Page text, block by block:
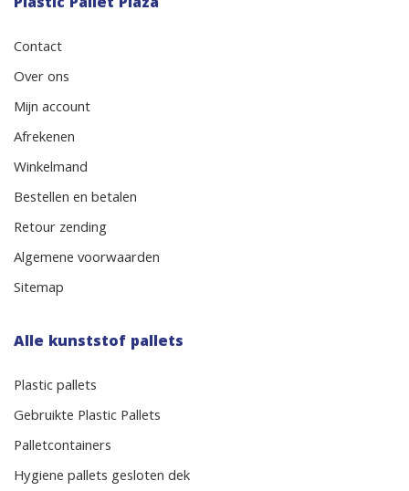
Contact
Over ons
Mijn account
Afrekenen
Winkelmand
Bestellen en betalen
Retour zending
Algemene voorwaarden
Sitemap
Alle kunststof pallets
Plastic pallets
Gebruikte Plastic Pallets
Palletcontainers
Hygiene pallets gesloten dek